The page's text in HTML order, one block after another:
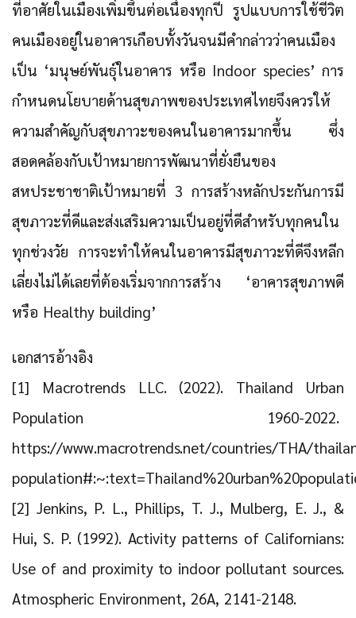
ที่อาศัยในเมืองเพิ่มขึ้นต่อเนื่องทุกปี รูปแบบการใช้ชีวิต
คนเมืองอยู่ในอาคารเกือบทั้งวันจนมีคำกล่าวว่าคนเมือง
เป็น ‘มนุษย์พันธุ์ในอาคาร หรือ Indoor species’ การ
กำหนดนโยบายด้านสุขภาพของประเทศไทยจึงควรให้
ความสำคัญกับสุขภาวะของคนในอาคารมากขึ้น ซึ่ง
สอดคล้องกับเป้าหมายการพัฒนาที่ยั่งยืนของ
สหประชาชาติเป้าหมายที่ 3 การสร้างหลักประกันการมี
สุขภาวะที่ดีและส่งเสริมความเป็นอยู่ที่ดีสำหรับทุกคนใน
ทุกช่วงวัย การจะทำให้คนในอาคารมีสุขภาวะที่ดีจึงหลีก
เลี่ยงไม่ได้เลยที่ต้องเริ่มจากการสร้าง ‘อาคารสุขภาพดี
หรือ Healthy building’
เอกสารอ้างอิง
[1] Macrotrends LLC. (2022). Thailand Urban
Population 1960-2022.
https://www.macrotrends.net/countries/THA/
[2] Jenkins, P. L., Phillips, T. J., Mulberg, E. J., &
Hui, S. P. (1992). Activity patterns of Californians:
Use of and proximity to indoor pollutant sources.
Atmospheric Environment, 26A, 2141-2148.